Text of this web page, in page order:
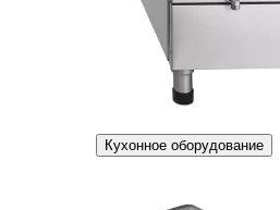
Кухонное оборудование